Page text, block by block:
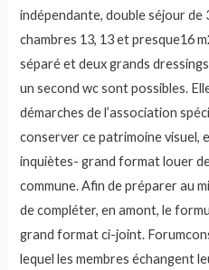
indépendante, double séjour de
chambres 13, 13 et presque16
séparé et deux grands
un second wc sont possibles.
démarches de l’association
conserver ce patrimoine visuel,
inquiètes- grand format louer
commune. Afin de préparer au
de compléter, en amont, le
grand format ci-joint.
lequel les membres échangent